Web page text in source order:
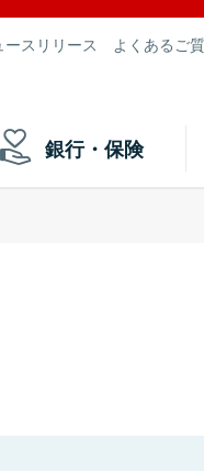
ースリリース よくあるご
銀行・保険